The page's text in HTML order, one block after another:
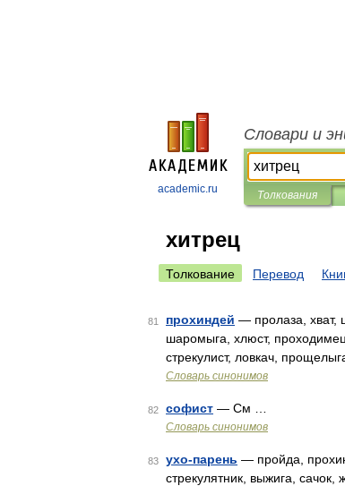
academic.ru
Словари и
Толкования
хитрец
Толкование Перевод
81 прохиндей — пролаза, хват,
шаромыга, хлюст,
стрекулист, ловкач,
Словарь синонимов
82 софист — См …
Словарь синонимов
83 ухо-парень — пройда,
стрекулятник, выжига,